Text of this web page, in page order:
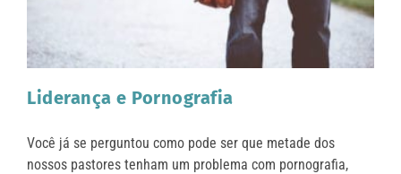
Liderança e Pornografia
Você já se perguntou como pode ser que metade dos
nossos pastores tenham um problema com pornografia,